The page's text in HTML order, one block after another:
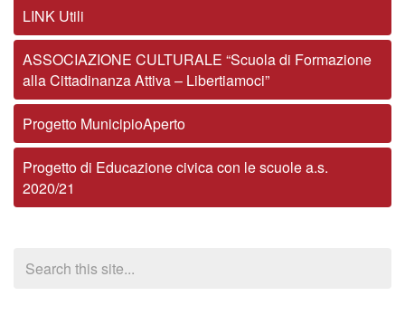
LINK Utili
ASSOCIAZIONE CULTURALE “Scuola di Formazione
alla Cittadinanza Attiva – Libertiamoci”
Progetto MunicipioAperto
Progetto di Educazione civica con le scuole a.s.
2020/21